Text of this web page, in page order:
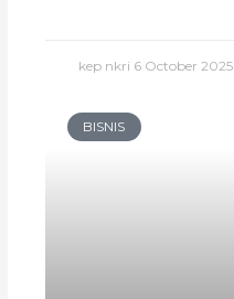
kep nkri 6 October 2025
BISNIS